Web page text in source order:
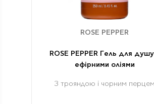
ROSE PEPPER
ROSE PEPPER Гель для
ефірними оліями
З трояндою і чорним перцем